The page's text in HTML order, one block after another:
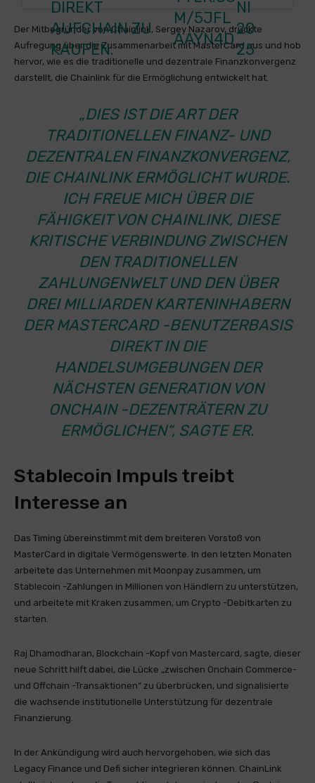
DIREKT
AUFCHAIN ZU
KAUFEN.
M/5JFL
AAYN4D
NI
20
25
Der Mitbegründer von Chainlink, Sergey Nazarov, drückte
Aufregung über die Zusammenarbeit mit MasterCard aus und hob
hervor, wie es die traditionelle und dezentrale Finanzkonvergenz
darstellt, die Chainlink für die Ermöglichung entwickelt hat.
„DIES IST DIE ART DER
TRADITIONELLEN FINANZ- UND
DEZENTRALEN FINANZKONVERGENZ,
DIE CHAINLINK ERMÖGLICHT WURDE.
ICH FREUE MICH ÜBER DIE
FÄHIGKEIT VON CHAINLINK, DIESE
KRITISCHE VERBINDUNG ZWISCHEN
DEN TRADITIONELLEN
ZAHLUNGENWELT UND DEN ÜBER
DREI MILLIARDEN KARTENINHABERN
DER MASTERCARD -BENUTZERBASIS
DIREKT IN DIE
HANDELSUMGEBUNGEN DER
NÄCHSTEN GENERATION VON
ONCHAIN -DEZENTRÄTERN ZU
ERMÖGLICHEN“, SAGTE ER.
Stablecoin Impuls treibt
Interesse an
Das Timing übereinstimmt mit dem breiteren Vorstoß von
MasterCard in digitale Vermögenswerte. In den letzten Monaten
arbeitete das Unternehmen mit Moonpay zusammen, um
Stablecoin -Zahlungen in Millionen von Händlern zu unterstützen,
und arbeitete mit Kraken zusammen, um Crypto -Debitkarten zu
starten.
Raj Dhamodharan, Blockchain -Kopf von Mastercard, sagte, dieser
neue Schritt hilft dabei, die Lücke „zwischen Onchain Commerce-
und Offchain -Transaktionen“ zu überbrücken, und signalisierte
die wachsende institutionelle Unterstützung für dezentrale
Finanzierung.
In der Ankündigung wird auch hervorgehoben, wie sich das
Legacy Finance und Defi sicher integrieren können. ChainLink